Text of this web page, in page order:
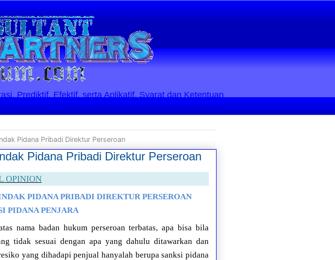
Prediktif, Efektif, serta Aplikatif. Syarat dan Ketentuan
Pidana Pribadi Direktur Perseroan
Pidana Pribadi Direktur Perseroan
OPINION
PIDANA PRIBADI DIREKTUR PERSEROAN
PIDANA PENJARA
nama badan hukum perseroan terbatas, apa bisa bila
tidak sesuai dengan apa yang dahulu ditawarkan dan
yang dihadapi penjual hanyalah berupa sanksi pidana